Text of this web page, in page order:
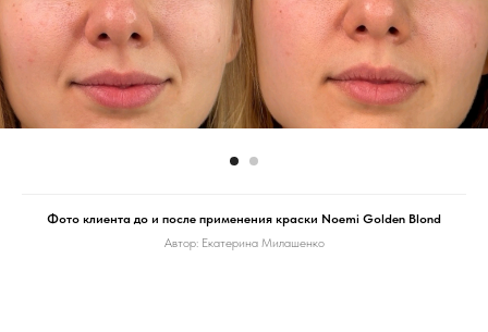
Аналогов на рынке данному оттенку практически
нет, поскольку мало брендов выпускают оттенки на
высоких УГТ.
Рекомендация: Если хотите усилить отпечаток на
коже, добавьте 5% black (для теплого и
Фото клиента до и после применения краски Noemi Golden Blond
Автор: Екатерина Милашенко